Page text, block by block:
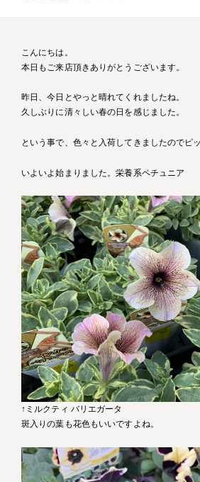
こんにちは。
本日もご来店頂きありがとうございます。
昨日、今日とやっと晴れてくれましたね。
久しぶりに清々しい春の日を感じました。
という事で、色々と入荷してきましたのでピ
いよいよ始まりました。栄養系ペチュニア
↑ミルクティ バリエガータ
斑入りの葉も花色もいいですよね。